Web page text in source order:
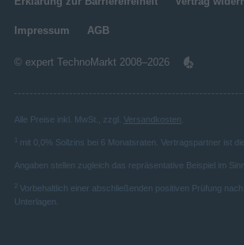
Mitarbeiter
Mitarbeiter
innen
oder Sicherheitsingenieur[2]
and Asset Manager deckt die
und Dienstleistungen mit optimierten
(QZSS)
GPS
Netzwerk
unterstützte 3G-Bandbreiten
Impressum AGB
© expert TechnoMarkt 2008–2026
Alle Preise inkl. MwSt., zzgl. Versandkosten
1 mit 0,0% Sollzins bei 6 Monatsraten. Vertragspartner ist
Angaben stellen zugleich das repräsentative Beispiel im
2 Vorbehaltlich einer abschließenden positiven Prüfung
Unterlagen.